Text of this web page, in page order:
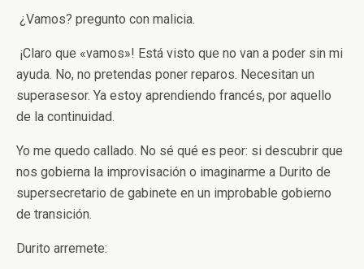
­ ¿Vamos? ­pregunto con malicia.
­ ¡Claro que «vamos»! Está visto que no van a poder sin mi
ayuda. No, no pretendas poner reparos. Necesitan un
superasesor. Ya estoy aprendiendo francés, por aquello
de la continuidad.
Yo me quedo callado. No sé qué es peor: si descubrir que
nos gobierna la improvisación o imaginarme a Durito de
supersecretario de gabinete en un improbable gobierno
de transición.
Durito arremete: